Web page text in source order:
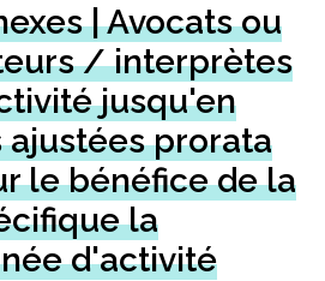
| Avocats ou
/ interprètes
jusqu'en
ajustées prorata
le bénéfice de la
la
d'activité